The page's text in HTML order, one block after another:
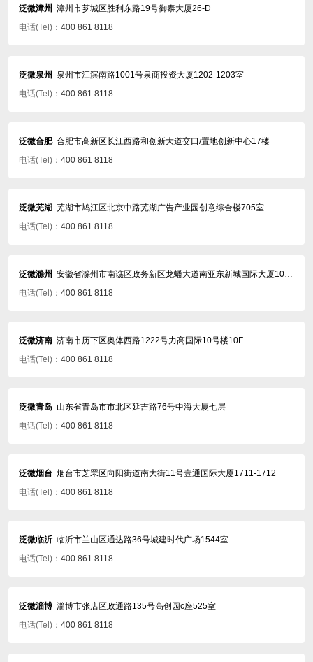
泛微漳州 漳州市芗城区胜利东路19号御泰大厦26-D
电话(Tel)： 400 861 8118
泛微泉州
泉州市江滨南路1001号泉商投资大厦1202-1203室
电话(Tel)： 400 861 8118
泛微合肥 合肥市高新区长江西路和创新大道交口/置地创新中心17楼
电话(Tel)： 400 861 8118
泛微芜湖 芜湖市鸠江区北京中路芜湖广告产业园创意综合楼705室
电话(Tel)： 400 861 8118
泛微滁州 安徽省滁州市南谯区政务新区龙蟠大道南亚东新城国际大厦10楼1021室
电话(Tel)： 400 861 8118
泛微济南 济南市历下区奥体西路1222号力高国际10号楼10F
电话(Tel)： 400 861 8118
泛微青岛 山东省青岛市市北区延吉路76号中海大厦七层
电话(Tel)： 400 861 8118
泛微烟台 烟台市芝罘区向阳街道南大街11号壹通国际大厦1711-1712
电话(Tel)： 400 861 8118
泛微临沂 临沂市兰山区通达路36号城建时代广场1544室
电话(Tel)： 400 861 8118
泛微淄博 淄博市张店区政通路135号高创园c座525室
电话(Tel)： 400 861 8118